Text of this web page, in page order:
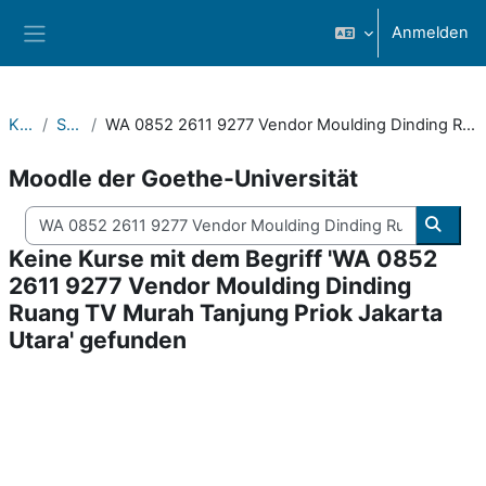
Anmelden
Kurse Suchen WA 0852 2611 9277 Vendor Moulding Dinding Ruang TV Murah Tanjung Priok Jakarta Utara
Moodle der Goethe-Universität
Kurse suchen
Kurse
Keine Kurse mit dem Begriff 'WA 0852
2611 9277 Vendor Moulding Dinding
Ruang TV Murah Tanjung Priok Jakarta
Utara' gefunden